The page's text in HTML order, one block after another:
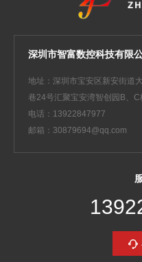
深圳市智富数控科技有限
地址：深圳市宝安区新安街道
巷24号汇聚宝安湾智创园B、C
电话：13922847977
邮箱：30879694@qq.com